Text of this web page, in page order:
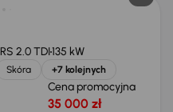
RS 2.0 TDI135 kW
Skóra +7 kolejnych
Cena promocyjna
35 000 zł